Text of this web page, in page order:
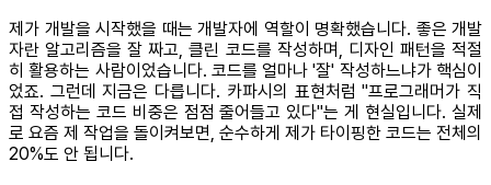
제가 개발을 시작했을 때는 개발자에 역할이 명확했습니다. 좋은 개발
자란 알고리즘을 잘 짜고, 클린 코드를 작성하며, 디자인 패턴을 적절
히 활용하는 사람이었습니다. 코드를 얼마나 '잘' 작성하느냐가 핵심이
었죠. 그런데 지금은 다릅니다. 카파시의 표현처럼 "프로그래머가 직
접 작성하는 코드 비중은 점점 줄어들고 있다"는 게 현실입니다. 실제
로 요즘 제 작업을 돌이켜보면, 순수하게 제가 타이핑한 코드는 전체의
20%도 안 됩니다.